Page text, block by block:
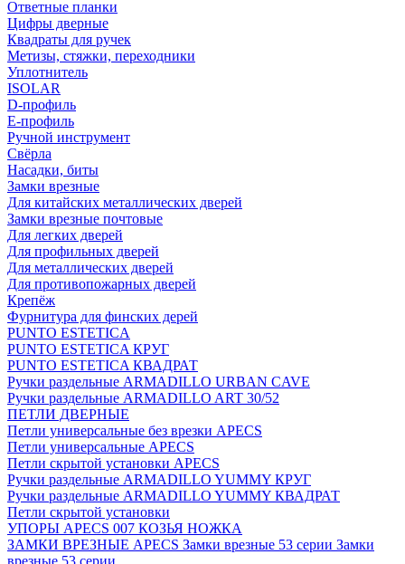
Ответные планки
Цифры дверные
Квадраты для ручек
Метизы, стяжки, переходники
Уплотнитель
ISOLAR
D-профиль
Е-профиль
Ручной инструмент
Свёрла
Насадки, биты
Замки врезные
Для китайских металлических дверей
Замки врезные почтовые
Для легких дверей
Для профильных дверей
Для металлических дверей
Для противопожарных дверей
Крепёж
Фурнитура для финских дерей
PUNTO ESTETICA
PUNTO ESTETICA КРУГ
PUNTO ESTETICA КВАДРАТ
Ручки раздельные ARMADILLO URBAN CAVE
Ручки раздельные ARMADILLO ART 30/52
ПЕТЛИ ДВЕРНЫЕ
Петли универсальные без врезки APECS
Петли универсальные APECS
Петли скрытой установки APECS
Ручки раздельные ARMADILLO YUMMY КРУГ
Ручки раздельные ARMADILLO YUMMY КВАДРАТ
Петли скрытой установки
УПОРЫ APECS 007 КОЗЬЯ НОЖКА
ЗАМКИ ВРЕЗНЫЕ APECS Замки врезные 53 серии Замки
врезные 53 серии